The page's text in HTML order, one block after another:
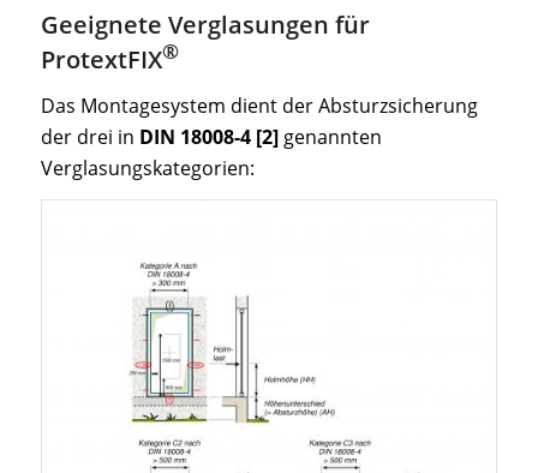
Geeignete Verglasungen für
ProtextFIX®
Das Montagesystem dient der Absturzsicherung
der drei in DIN 18008-4 [2]genannten
Verglasungskategorien: